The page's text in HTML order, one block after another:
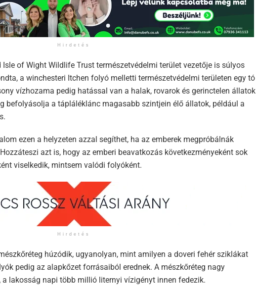
Hirdetés
of Wight Wildlife Trust természetvédelmi terület vezetője is súlyos
a winchesteri Itchen folyó melletti természetvédelmi területen egy tó
vízhozama pedig hatással van a halak, rovarok és gerinctelen állatok
befolyásolja a tápláléklánc magasabb szintjein élő állatok, például a
ezen a helyzeten azzal segíthet, ha az emberek megpróbálnák
azt is, hogy az emberi beavatkozás következményeként sok
viselkedik, mintsem valódi folyóként.
Hirdetés
húzódik, ugyanolyan, mint amilyen a doveri fehér sziklákat
pedig az alapkőzet forrásaiból erednek. A mészkőréteg nagy
a lakosság napi több millió liternyi vízigényt innen fedezik.